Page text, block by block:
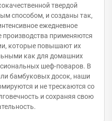
твердой
способом, и созданы так,
ежедневное
производства применяются
которые повышают их
как для домашних
шеф-поваров. В
бамбуковых досок, наши
и не трескаются со
и сохраняя свою